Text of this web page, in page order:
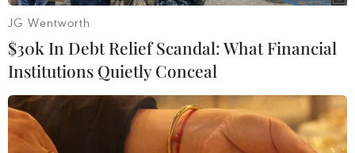
Quân đội Israel đánh chặn 4 vật thể bay
JG Wentworth
$30k In Debt Relief Scandal: What Financial
Institutions Quietly Conceal